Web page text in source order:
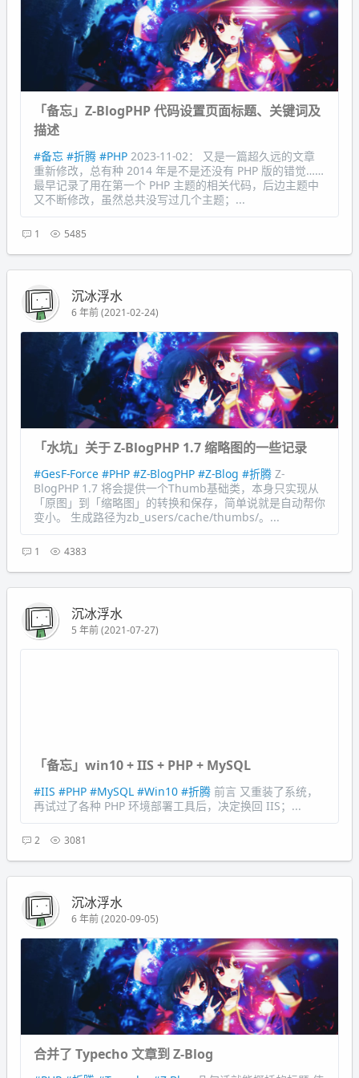
「备忘」Z-BlogPHP 代码设置页面标题、关键词及
描述
#备忘 #折腾 #PHP 2023-11-02： 又是一篇超久远的文章
重新修改，总有种 2014 年是不是还没有 PHP 版的错觉……
最早记录了用在第一个 PHP 主题的相关代码，后边主题中
又不断修改，虽然总共没写过几个主题；...
1 5485
沉冰浮水
6 年前 (2021-02-24)
「水坑」关于 Z-BlogPHP 1.7 缩略图的一些记录
#GesF-Force #PHP #Z-BlogPHP #Z-Blog #折腾 Z-
BlogPHP 1.7 将会提供一个Thumb基础类，本身只实现从
「原图」到「缩略图」的转换和保存，简单说就是自动帮你
变小。 生成路径为zb_users/cache/thumbs/。...
1 4383
沉冰浮水
5 年前 (2021-07-27)
「备忘」win10 + IIS + PHP + MySQL
#IIS #PHP #MySQL #Win10 #折腾 前言 又重装了系统，
再试过了各种 PHP 环境部署工具后，决定换回 IIS；...
2 3081
沉冰浮水
6 年前 (2020-09-05)
合并了 Typecho 文章到 Z-Blog